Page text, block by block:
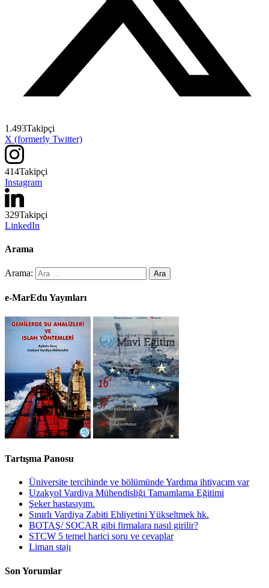
1.493Takipçi
X (formerly Twitter)
414Takipçi
Instagram
329Takipçi
LinkedIn
Arama
Arama:
e-MarEdu Yayınları
Tartışma Panosu
Üniversite tercihinde ve bölümünde Yardıma ihtiyacım var
Uzakyol Vardiya Mühendisliği Tamamlama Eğitimi
Şeker hastasıyım.
Sınırlı Vardiya Zabiti Ehliyetini Yükseltmek hk.
BOTAŞ/ SOCAR gibi firmalara nasıl girilir?
STCW 5 temel harici soru ve cevaplar
Liman stajı
Son Yorumlar